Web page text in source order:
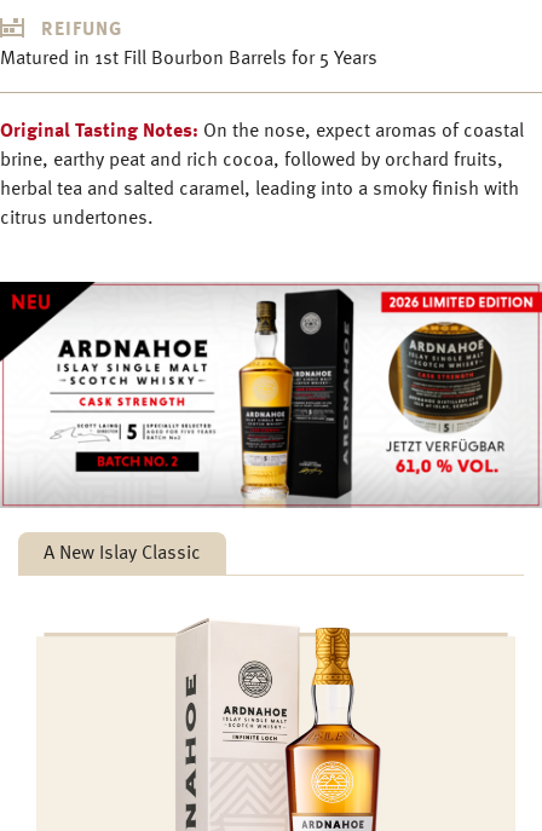
REIFUNG
Matured in 1st Fill Bourbon Barrels for 5 Years
Original Tasting Notes: On the nose, expect aromas of coastal
brine, earthy peat and rich cocoa, followed by orchard fruits,
herbal tea and salted caramel, leading into a smoky finish with
citrus undertones.
A New Islay Classic